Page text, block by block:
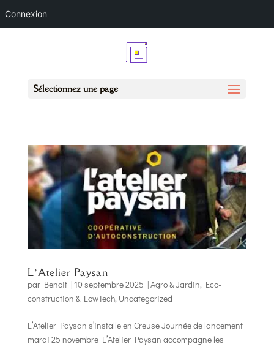
Connexion
Sélectionnez une page
L’Atelier Paysan
par Benoit|10 septembre 2025 |Agro & Jardin, Eco-
construction & LowTech, Uncategorized
L’Atelier Paysan s’installe en Creuse Journée de lancement
mardi 25 novembre L’Atelier Paysan accompagne les